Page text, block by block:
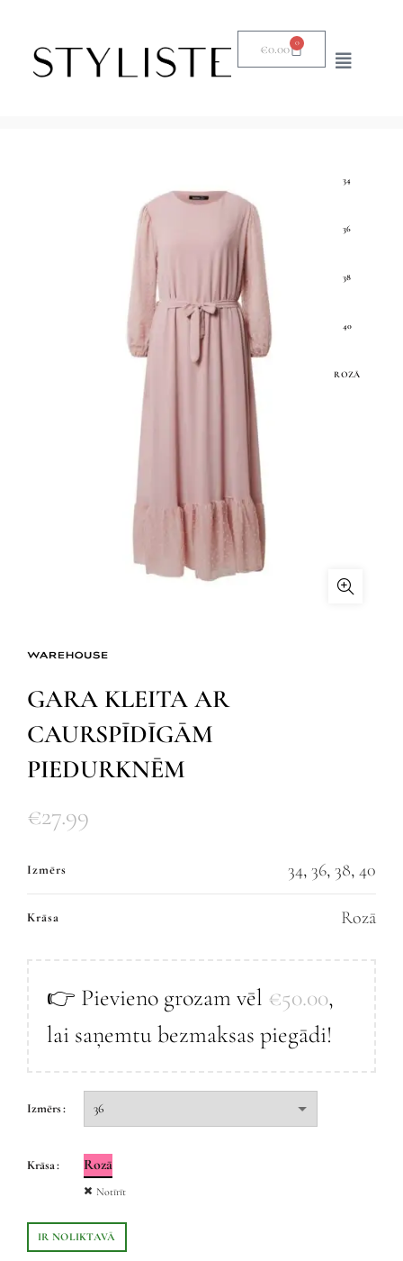
€0.00 0
34
36
38
40
ROZĀ
GARA KLEITA AR
CAURSPĪDĪGĀM
PIEDURKNĒM
€27.99
Izmērs 34, 36, 38, 40
Krāsa Rozā
👉 Pievieno grozam vēl €50.00,
lai saņemtu bezmaksas piegādi!
Izmērs
Krāsa Rozā
Notīrīt
IR NOLIKTAVĀ